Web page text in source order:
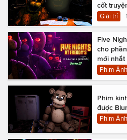
cốt
Giải trí
Five
cho
mới nhắt
Phim Ảnh
Phim
được
Phim Ảnh